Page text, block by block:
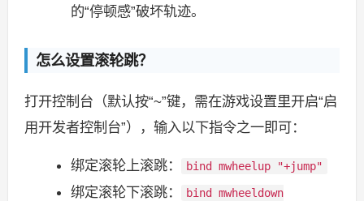
的“停顿感”破坏轨迹。
怎么设置滚轮跳？
打开控制台（默认按“~”键，需在游戏设置里开启“启
用开发者控制台”），输入以下指令之一即可：
绑定滚轮上滚跳： bind mwheelup "+jump"
绑定滚轮下滚跳： bind mwheeldown